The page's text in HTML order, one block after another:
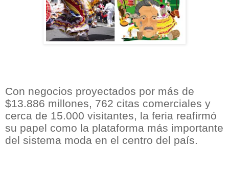
Con negocios proyectados por más de
$13.886 millones, 762 citas comerciales y
cerca de 15.000 visitantes, la feria reafirmó
su papel como la plataforma más importante
del sistema moda en el centro del país.